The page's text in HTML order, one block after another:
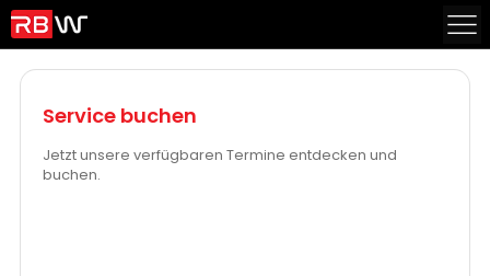
Service buchen
Jetzt unsere verfügbaren Termine entdecken und
buchen.